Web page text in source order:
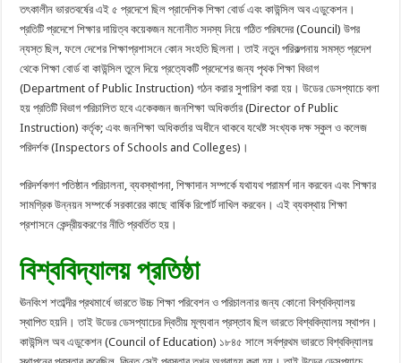
তৎকালীন ভারতবর্ষের এই ৫ প্রদেশে ছিল প্রাদেশিক শিক্ষা বোর্ড এবং কাউন্সিল অব এডুকেশন।
প্রতিটি প্রদেশে শিক্ষার দায়িত্ব কয়েকজন মনোনীত সদস্য নিয়ে গঠিত পরিষদের (Council) উপর
ন্যস্ত ছিল, ফলে দেশের শিক্ষাপ্রশাসনে কোন সংহতি ছিলনা। তাই নতুন পরিকল্পনায় সমস্ত প্রদেশ
থেকে শিক্ষা বোর্ড বা কাউন্সিল তুলে দিয়ে প্রত্যেকটি প্রদেশের জন্য পৃথক শিক্ষা বিভাগ
(Department of Public Instruction) গঠন করার সুপারিশ করা হয়। উডের ডেসপ্যাচে বলা
হয় প্রতিটি বিভাগ পরিচালিত হবে একেকজন জনশিক্ষা অধিকর্তার (Director of Public
Instruction) কর্তৃক; এবং জনশিক্ষা অধিকর্তার অধীনে থাকবে যথেষ্ট সংখ্যক দক্ষ স্কুল ও কলেজ
পরিদর্শক (Inspectors of Schools and Colleges)।
পরিদর্শকগণ পতিষ্ঠান পরিচালনা, ব্যবস্থাপনা, শিক্ষাদান সম্পর্কে যথাযথ পরামর্শ দান করবেন এবং শিক্ষার
সামগ্রিক উন্নয়ন সম্পর্কে সরকারের কাছে বার্ষিক রিপোর্ট দাখিল করবেন। এই ব্যবস্থায় শিক্ষা
প্রশাসনে কেন্দ্রীয়করণের নীতি প্রবর্তিত হয়।
বিশ্ববিদ্যালয় প্রতিষ্ঠা
ঊনবিংশ শতাব্দীর প্রথমার্ধে ভারতে উচ্চ শিক্ষা পরিবেশন ও পরিচালনার জন্য কোনো বিশ্ববিদ্যালয়
স্থাপিত হয়নি। তাই উডের ডেসপ্যাচের দ্বিতীয় মূল্যবান প্রস্তাব ছিল ভারতে বিশ্ববিদ্যালয় স্থাপন।
কাউন্সিল অব এডুকেশন (Council of Education) ১৮৪৫ সালে সর্বপ্রথম ভারতে বিশ্ববিদ্যালয়